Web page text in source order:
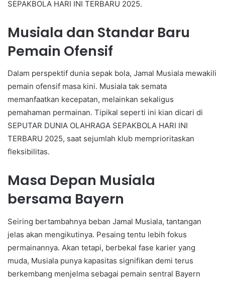
SEPAKBOLA HARI INI TERBARU 2025.
Musiala dan Standar Baru
Pemain Ofensif
Dalam perspektif dunia sepak bola, Jamal Musiala mewakili
pemain ofensif masa kini. Musiala tak semata
memanfaatkan kecepatan, melainkan sekaligus
pemahaman permainan. Tipikal seperti ini kian dicari di
SEPUTAR DUNIA OLAHRAGA SEPAKBOLA HARI INI
TERBARU 2025, saat sejumlah klub memprioritaskan
fleksibilitas.
Masa Depan Musiala
bersama Bayern
Seiring bertambahnya beban Jamal Musiala, tantangan
jelas akan mengikutinya. Pesaing tentu lebih fokus
permainannya. Akan tetapi, berbekal fase karier yang
muda, Musiala punya kapasitas signifikan demi terus
berkembang menjelma sebagai pemain sentral Bayern